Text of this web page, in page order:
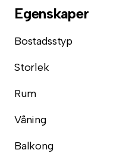
Egenskaper
Bostadsstyp
Storlek
Rum
Våning
Balkong